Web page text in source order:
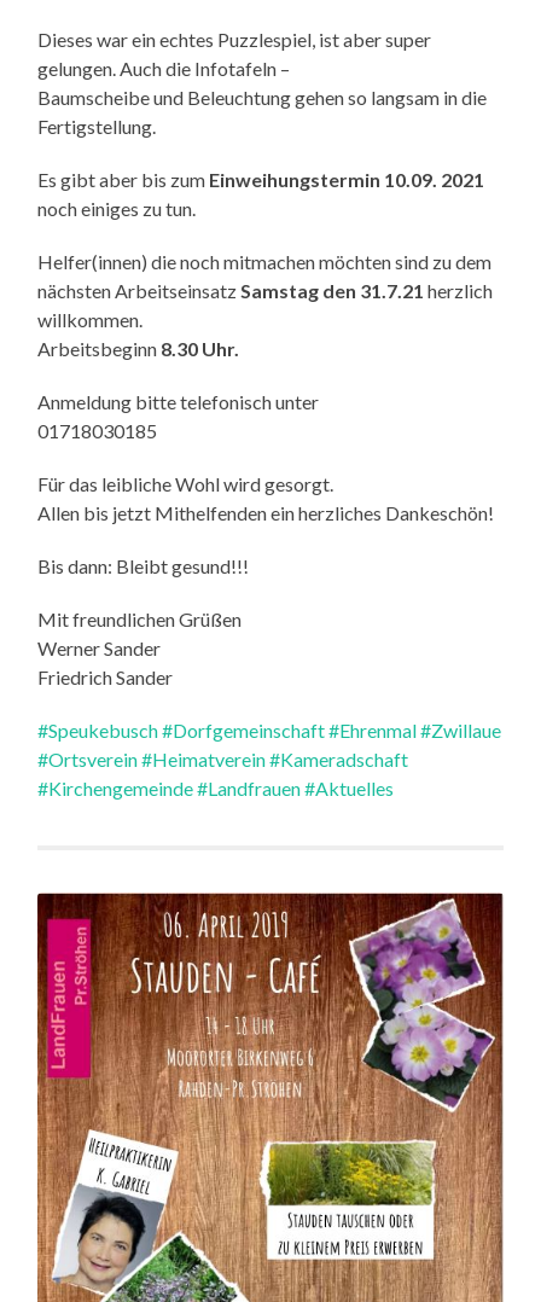
Dieses war ein echtes Puzzlespiel, ist aber super
gelungen. Auch die Infotafeln –
Baumscheibe und Beleuchtung gehen so langsam in die
Fertigstellung.
Es gibt aber bis zum Einweihungstermin 10.09. 2021
noch einiges zu tun.
Helfer(innen) die noch mitmachen möchten sind zu dem
nächsten ArbeitseinsatzSamstag den 31.7.21herzlich
willkommen.
Arbeitsbeginn 8.30 Uhr.
Anmeldung bitte telefonisch unter
01718030185
Für das leibliche Wohl wird gesorgt.
Allen bis jetzt Mithelfenden ein herzliches Dankeschön!
Bis dann: Bleibt gesund!!!
Mit freundlichen Grüßen
Werner Sander
Friedrich Sander
#Speukebusch#Dorfgemeinschaft#Ehrenmal#Zwillaue
#Ortsverein#Heimatverein#Kameradschaft
#Kirchengemeinde#Landfrauen#Aktuelles